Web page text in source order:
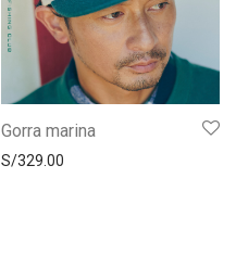
Gorra marina
S/329.00